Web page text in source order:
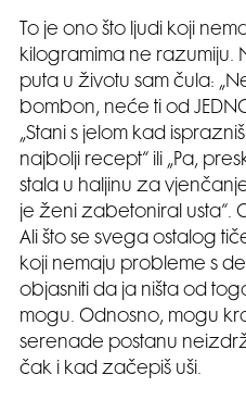
To je ono što ljudi koji
kilogramima ne razumiju.
puta u životu sam čula:
bombon, neće ti od
„Stani s jelom kad
najbolji recept“ ili „Pa,
stala u haljinu za
je ženi zabetoniral usta“.
Ali što se svega ostalog
koji nemaju probleme s
objasniti da ja ništa od
mogu. Odnosno, mogu
serenade postanu
čak i kad začepiš uši.